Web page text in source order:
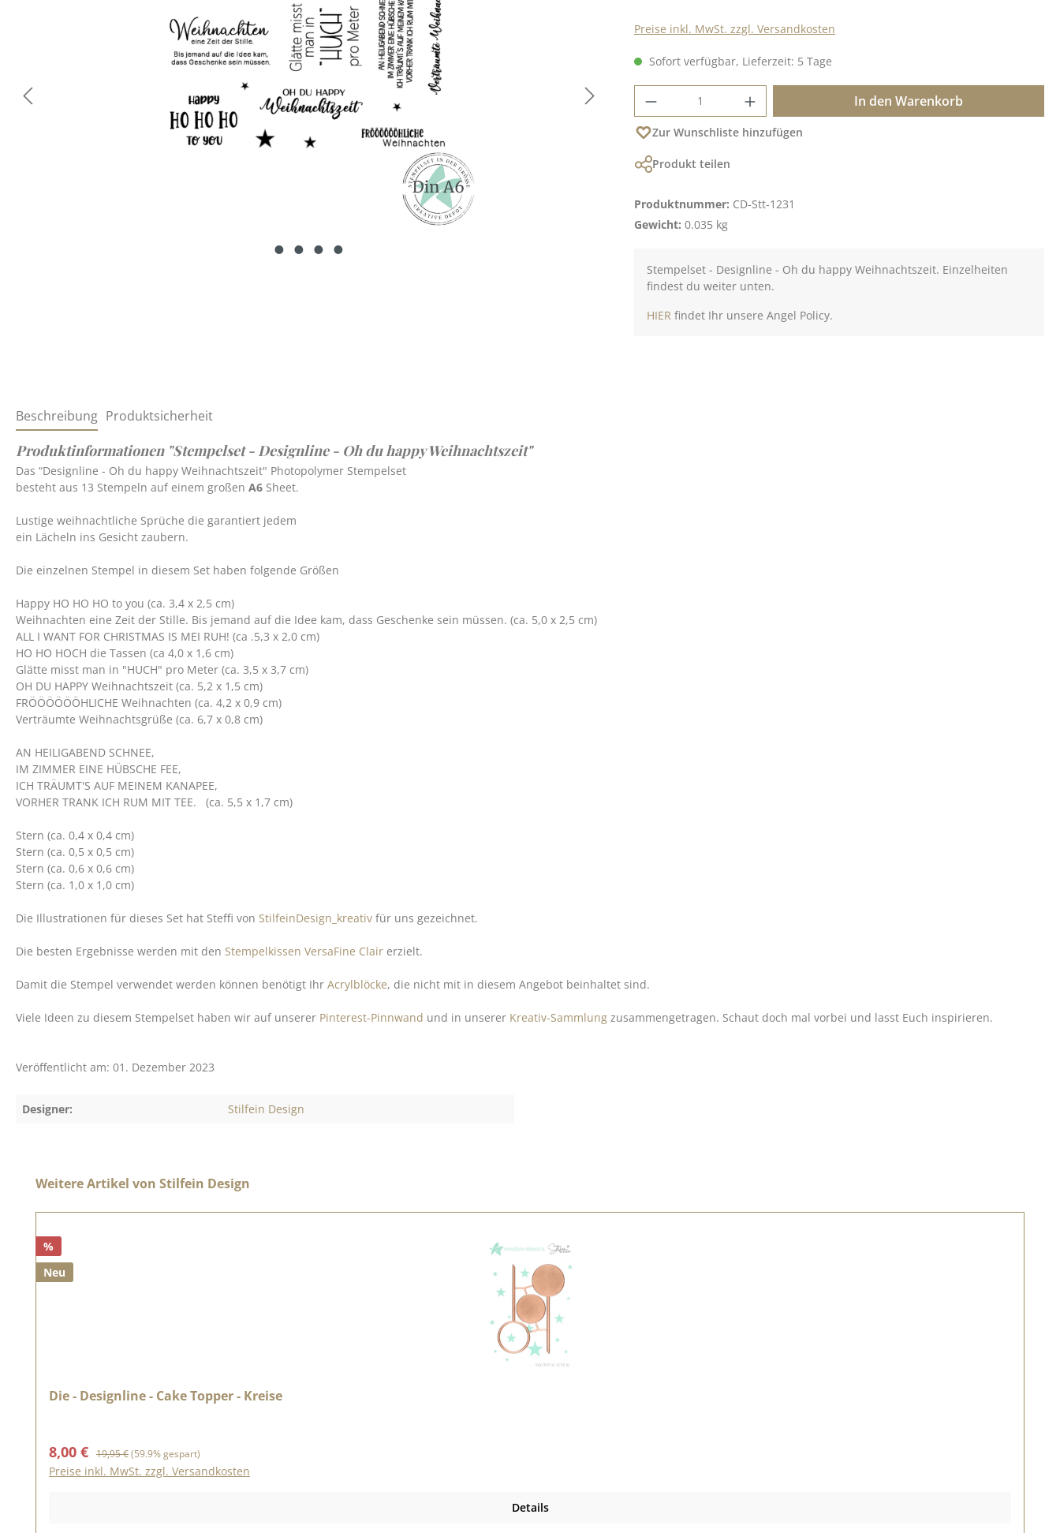
Preise inkl. MwSt. zzgl. Versandkosten
Sofort verfügbar, Lieferzeit: 5 Tage
Produkt Anzahl: Gib den gewünschten Wert
In den Warenkorb
Zur Wunschliste hinzufügen
Produkt teilen
Produktnummer: CD-Stt-1231
Gewicht: 0.035 kg
Stempelset - Designline - Oh du happy Weihnachtszeit. Einzelheiten
findest du weiter unten.
HIER findet Ihr unsere Angel Policy.
Beschreibung Produktsicherheit
Produktinformationen "Stempelset - Designline - Oh du happy Weihnachtszeit"
Das “Designline - Oh du happy Weihnachtszeit" Photopolymer Stempelset
besteht aus 13 Stempeln auf einem großen A6 Sheet.
Lustige weihnachtliche Sprüche die garantiert jedem
ein Lächeln ins Gesicht zaubern.
Die einzelnen Stempel in diesem Set haben folgende Größen
Happy HO HO HO to you (ca. 3,4 x 2,5 cm)
Weihnachten eine Zeit der Stille. Bis jemand auf die Idee kam, dass Geschenke sein müssen. (ca. 5,0 x 2,5 cm)
ALL I WANT FOR CHRISTMAS IS MEI RUH! (ca .5,3 x 2,0 cm)
HO HO HOCH die Tassen (ca 4,0 x 1,6 cm)
Glätte misst man in "HUCH" pro Meter (ca. 3,5 x 3,7 cm)
OH DU HAPPY Weihnachtszeit (ca. 5,2 x 1,5 cm)
FRÖÖÖÖÖÖHLICHE Weihnachten (ca. 4,2 x 0,9 cm)
Verträumte Weihnachtsgrüße (ca. 6,7 x 0,8 cm)
AN HEILIGABEND SCHNEE,
IM ZIMMER EINE HÜBSCHE FEE,
ICH TRÄUMT'S AUF MEINEM KANAPEE,
VORHER TRANK ICH RUM MIT TEE. (ca. 5,5 x 1,7 cm)
Stern (ca. 0,4 x 0,4 cm)
Stern (ca. 0,5 x 0,5 cm)
Stern (ca. 0,6 x 0,6 cm)
Stern (ca. 1,0 x 1,0 cm)
Die Illustrationen für dieses Set hat Steffi von StilfeinDesign_kreativ für uns gezeichnet.
Die besten Ergebnisse werden mit den Stempelkissen VersaFine Clair erzielt.
Damit die Stempel verwendet werden können benötigt Ihr Acrylblöcke, die nicht mit in diesem Angebot beinhaltet sind.
Viele Ideen zu diesem Stempelset haben wir auf unserer Pinterest-Pinnwand und in unserer Kreativ-Sammlung zusammengetragen. Schaut doch mal vorbei und lasst Euch inspirieren.
Veröffentlicht am: 01. Dezember 2023
Designer: Stilfein Design
Produktgalerie überspringen
Weitere Artikel von Stilfein Design
%
Neu
Die - Designline - Cake Topper - Kreise
Verkaufspreis:
8,00 € Regulärer Preis:
19,95 €(59.9% gespart)
Preise inkl. MwSt. zzgl. Versandkosten
Details